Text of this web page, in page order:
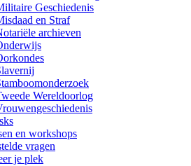
Geschiedenis
en Straf
archieven
Wereldoorlog
en workshops
vragen
je plek